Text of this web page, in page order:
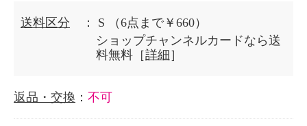
送料区分 ： S
（6点まで￥660）
ショップチャンネルカードなら送
料無料［詳細 ］
返品・交換 ： 不可